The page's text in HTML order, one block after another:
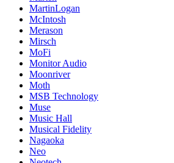
MartinLogan
McIntosh
Merason
Mirsch
MoFi
Monitor Audio
Moonriver
Moth
MSB Technology
Muse
Music Hall
Musical Fidelity
Nagaoka
Neo